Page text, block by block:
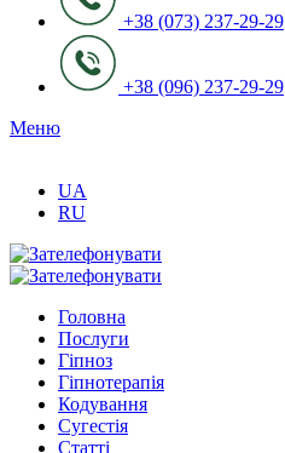
+38 (073) 237-29-29
+38 (096) 237-29-29
Меню
UA
RU
Головна
Послуги
Гіпноз
Гіпнотерапія
Кодування
Сугестія
Статті